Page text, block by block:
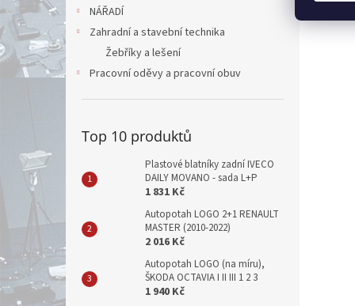
NÁŘADÍ
Zahradní a stavební technika
Žebříky a lešení
Pracovní oděvy a pracovní obuv
Top 10 produktů
Plastové blatníky zadní IVECO
DAILY MOVANO - sada L+P
1 831 Kč
Autopotah LOGO 2+1 RENAULT
MASTER (2010-2022)
2 016 Kč
Autopotah LOGO (na míru),
ŠKODA OCTAVIA I II III 1 2 3
1 940 Kč